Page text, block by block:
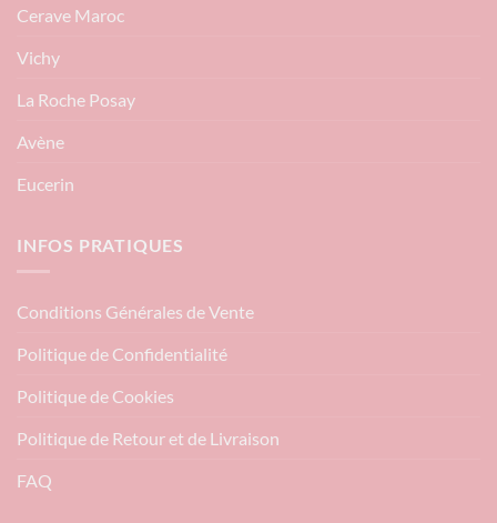
Cerave Maroc
Vichy
La Roche Posay
Avène
Eucerin
INFOS PRATIQUES
Conditions Générales de Vente
Politique de Confidentialité
Politique de Cookies
Politique de Retour et de Livraison
FAQ